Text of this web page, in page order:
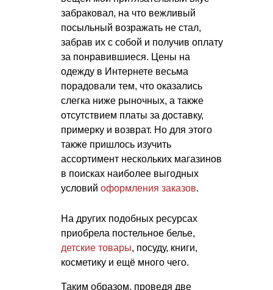
забраковал, на что вежливый
посыльный возражать не стал,
забрав их с собой и получив оплату
за понравившиеся. Цены на
одежду в Интернете весьма
порадовали тем, что оказались
слегка ниже рыночных, а также
отсутствием платы за доставку,
примерку и возврат. Но для этого
также пришлось изучить
ассортимент нескольких магазинов
в поисках наиболее выгодных
условий оформления заказов.
На других подобных ресурсах
приобрела постельное белье,
детские товары, посуду, книги,
косметику и ещё много чего.
Таким образом, проведя две